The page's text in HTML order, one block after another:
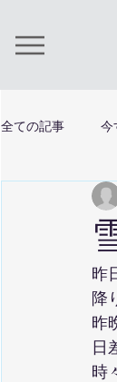
全ての記事 今
昨
降
昨
日
時